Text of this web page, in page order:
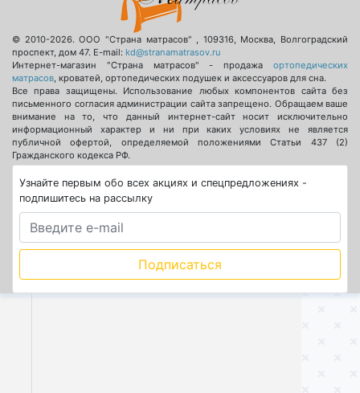
© 2010-2026.ООО "Страна матрасов" , 109316, Москва, Волгоградский
проспект, дом 47. E-mail: kd@stranamatrasov.ru
Интернет-магазин "Страна матрасов" - продажа ортопедических
матрасов, кроватей, ортопедических подушек и аксессуаров для сна.
Все права защищены. Использование любых компонентов сайта без
письменного согласия администрации сайта запрещено. Обращаем ваше
внимание на то, что данный интернет-сайт носит исключительно
информационный характер и ни при каких условиях не является
публичной офертой, определяемой положениями Статьи 437 (2)
Гражданского кодекса РФ.
Узнайте первым обо всех акциях и спецпредложениях -
подпишитесь на рассылку